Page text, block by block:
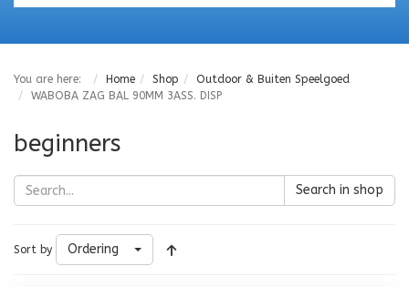
You are here: Home Shop
Outdoor & Buiten Speelgoed
WABOBA ZAG BAL 90MM 3ASS. DISP
beginners
Search in shop
Sort by Ordering